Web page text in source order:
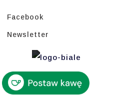
Facebook
Newsletter